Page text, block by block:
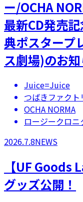
ー/OCHA
最新CD発売
典ポスタープ
ス劇場)のお
Juice=Juice
つばきファクト
OCHA NORMA
ロージークロニ
2026.7.8NEWS
【UF Goods
グッズ公開！